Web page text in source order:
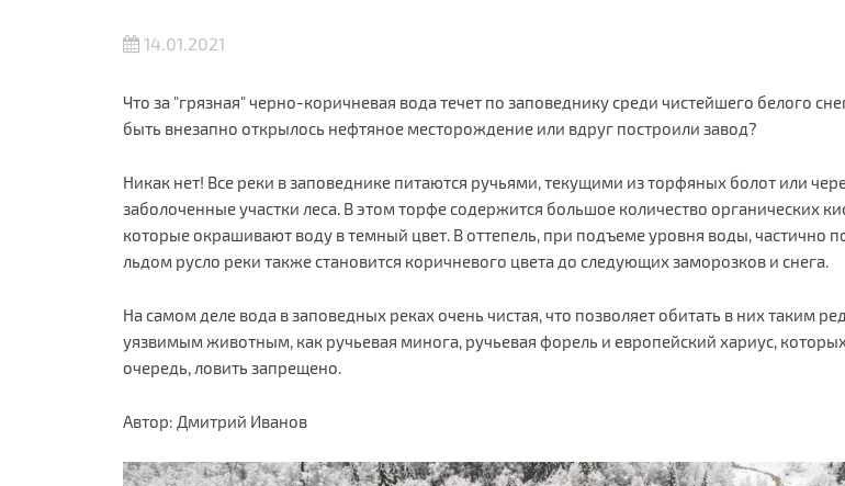
14.01.2021
Что за "грязная" черно-коричневая вода течет по заповеднику среди чистейшего белого
быть внезапно открылось нефтяное месторождение или вдруг построили завод?
Никак нет! Все реки в заповеднике питаются ручьями, текущими из торфяных болот или
заболоченные участки леса. В этом торфе содержится большое количество органических
которые окрашивают воду в темный цвет. В оттепель, при подъеме уровня воды, частично
льдом русло реки также становится коричневого цвета до следующих заморозков и снега.
На самом деле вода в заповедных реках очень чистая, что позволяет обитать в них таким
уязвимым животным, как ручьевая минога, ручьевая форель и европейский хариус,
очередь, ловить запрещено.
Автор: Дмитрий Иванов